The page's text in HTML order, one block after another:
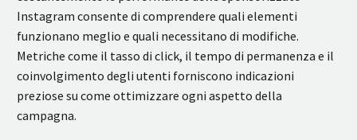
Instagram consente di comprendere quali elementi
funzionano meglio e quali necessitano di modifiche.
Metriche come il tasso di click, il tempo di permanenza e il
coinvolgimento degli utenti forniscono indicazioni
preziose su come ottimizzare ogni aspetto della
campagna.